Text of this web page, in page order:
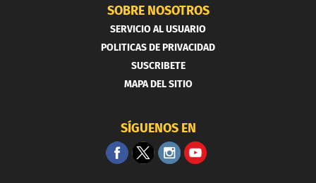
SOBRE NOSOTROS
SERVICIO AL USUARIO
POLITICAS DE PRIVACIDAD
SUSCRIBETE
MAPA DEL SITIO
SÍGUENOS EN